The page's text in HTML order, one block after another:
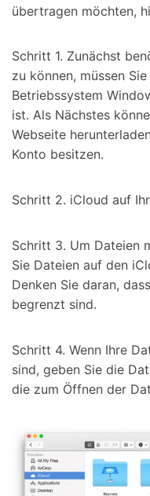
übertragen möchten,
Schritt 1. Zunächst
zu können, müssen
Betriebssystem
ist. Als Nächstes
Webseite
Konto besitzen.
Schritt 2. iCloud auf
Schritt 3. Um Dateien
Sie Dateien auf den
Denken Sie daran,
begrenzt sind.
Schritt 4. Wenn Ihre
sind, geben Sie die
die zum Öffnen der